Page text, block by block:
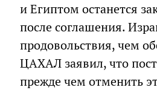
и Египтом останется
после соглашения.
продовольствия, чем
ЦАХАЛ заявил, что
прежде чем отменить